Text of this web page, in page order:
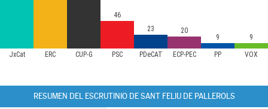
JxCat ERC CUP-G PSC PDeCAT ECP-PEC PP VOX
46
23
20
9 9
RESUMEN DEL ESCRUTINIO DE SANT FELIU DE PALLEROLS